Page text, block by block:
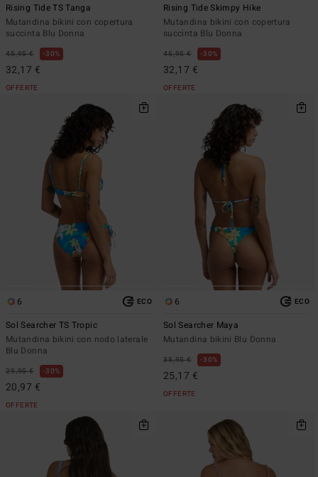
Rising Tide TS Tanga
Mutandina bikini con copertura
succinta Blu Donna
45,95 € 30%
32,17 €
OFFERTE
Rising Tide Skimpy Hike
Mutandina bikini con copertura
succinta Blu Donna
45,95 € 30%
32,17 €
OFFERTE
6 ECO
Sol Searcher TS Tropic
Mutandina bikini con nodo laterale
Blu Donna
29,95 € 30%
20,97 €
OFFERTE
6 ECO
Sol Searcher Maya
Mutandina bikini Blu Donna
35,95 € 30%
25,17 €
OFFERTE